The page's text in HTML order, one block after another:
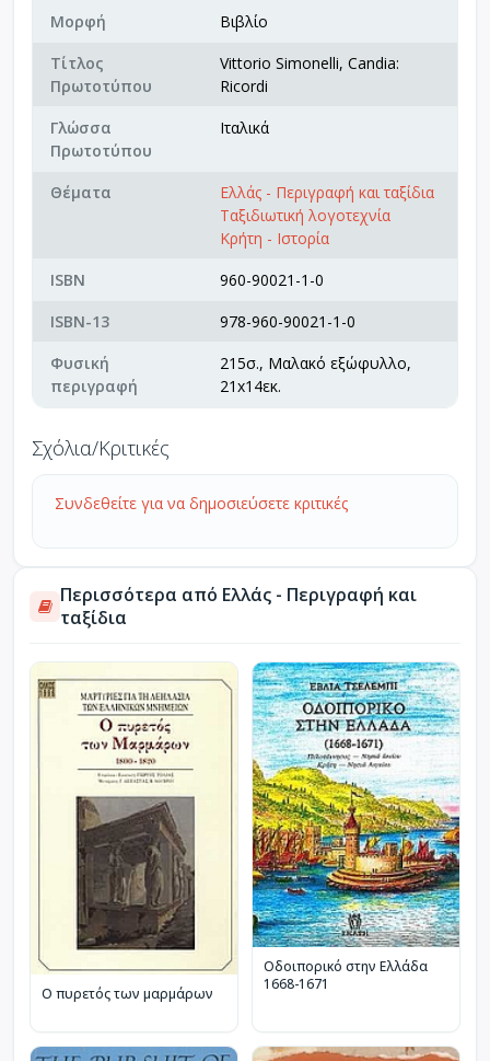
Μορφή
Βιβλίο
Τίτλος
Πρωτοτύπου
Vittorio Simonelli, Candia:
Ricordi
Γλώσσα
Πρωτοτύπου
Ιταλικά
Θέματα
Ελλάς - Περιγραφή και ταξίδια
Ταξιδιωτική λογοτεχνία
Κρήτη - Ιστορία
ISBN
960-90021-1-0
ISBN-13
978-960-90021-1-0
Φυσική
περιγραφή
215σ., Μαλακό εξώφυλλο,
21x14εκ.
Σχόλια/Κριτικές
Συνδεθείτε για να δημοσιεύσετε κριτικές
Περισσότερα από Ελλάς - Περιγραφή και
ταξίδια
Ο πυρετός των μαρμάρων
Οδοιπορικό στην Ελλάδα
1668-1671